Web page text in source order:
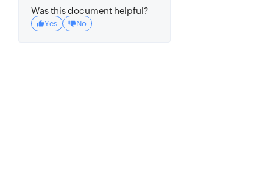
Was this document helpful?
Yes No